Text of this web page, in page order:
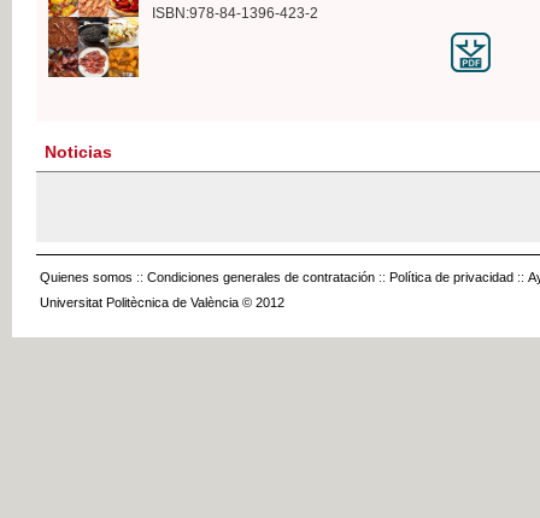
ISBN:978-84-1396-423-2
Noticias
Quienes somos :: Condiciones generales de contratación :: Política de privacidad ::
Universitat Politècnica de València © 2012